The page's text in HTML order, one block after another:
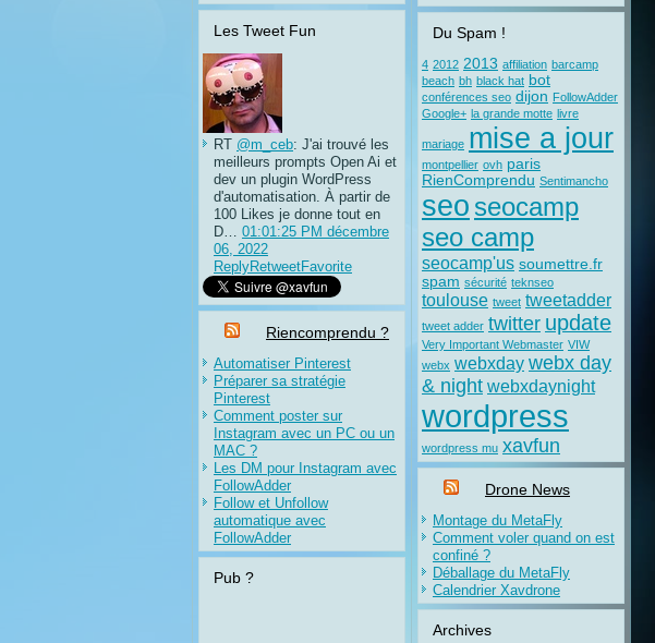
Les Tweet Fun
RT @m_ceb: J'ai trouvé les
meilleurs prompts Open Ai et
dev un plugin WordPress
d'automatisation. À partir de
100 Likes je donne tout en
D… 01:01:25 PM décembre
06, 2022
ReplyRetweetFavorite
Riencomprendu ?
Automatiser Pinterest
Préparer sa stratégie
Pinterest
Comment poster sur
Instagram avec un PC ou un
MAC ?
Les DM pour Instagram avec
FollowAdder
Follow et Unfollow
automatique avec
FollowAdder
Pub ?
Du Spam !
4 2012 2013 affiliation barcamp
beach bh black hat bot
conférences seo dijon FollowAdder
Google+ la grande motte livre
mariage mise a jour
montpellier ovh paris
RienComprendu Sentimancho
seo seocamp
seo camp
seocamp'us soumettre.fr
spam sécurité teknseo
toulouse tweet tweetadder
tweet adder twitter update
Very Important Webmaster VIW
webx webxday webx day
& night webxdaynight
wordpress
wordpress mu xavfun
Drone News
Montage du MetaFly
Comment voler quand on est
confiné ?
Déballage du MetaFly
Calendrier Xavdrone
Archives